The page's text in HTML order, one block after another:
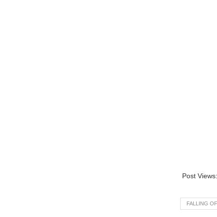
Post Views:
FALLING